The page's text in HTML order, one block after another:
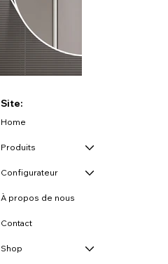
Site:
Home
Produits
Configurateur
À propos de nous
Contact
Shop